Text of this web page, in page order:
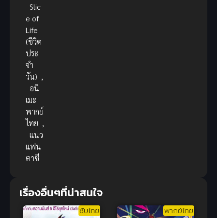
Slic
e of
Life
(ชีวิต
ประ
จำ
วัน) ,
อนิ
เมะ
พากย์
ไทย ,
แนว
แฟน
ตาซี
เรื่องอื่นๆที่น่าสนใจ
ซับไทย พากย์ไทย